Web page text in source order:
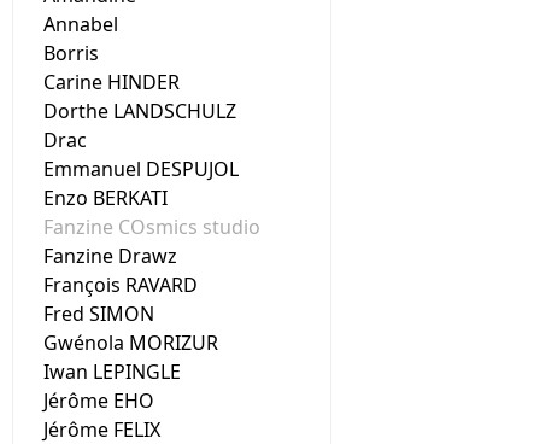
Annabel
Borris
Carine HINDER
Dorthe LANDSCHULZ
Drac
Emmanuel DESPUJOL
Enzo BERKATI
Fanzine COsmics studio
Fanzine Drawz
François RAVARD
Fred SIMON
Gwénola MORIZUR
Iwan LEPINGLE
Jérôme EHO
Jérôme FELIX